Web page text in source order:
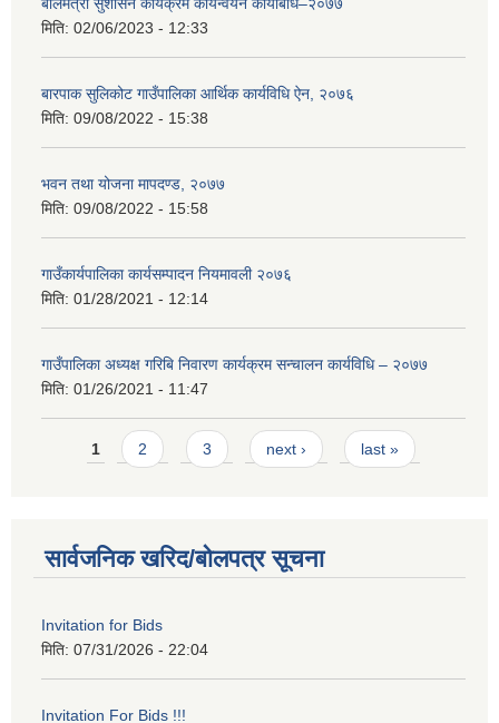
मिति: 02/06/2023 - 12:33
बारपाक सुलिकोट गाउँपालिका आर्थिक कार्यविधि ऐन, २०७६
मिति: 09/08/2022 - 15:38
भवन तथा योजना मापदण्ड, २०७७
मिति: 09/08/2022 - 15:58
गाउँकार्यपालिका कार्यसम्पादन नियमावली २०७६
मिति: 01/28/2021 - 12:14
गाउँपालिका अध्यक्ष गरिबि निवारण कार्यक्रम सन्चालन कार्यविधि – २०७७
मिति: 01/26/2021 - 11:47
Pages
1 2 3 next › last »
सार्वजनिक खरिद/बोलपत्र सूचना
Invitation for Bids
मिति: 07/31/2026 - 22:04
Invitation For Bids !!!